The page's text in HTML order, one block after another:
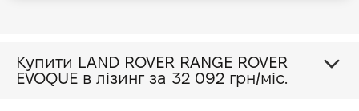
Прайс Range Rover Evoque 2.0 P 200 HSE
Купити LAND ROVER RANGE ROVER
EVOQUE в лізинг за 32 092 грн/міс.